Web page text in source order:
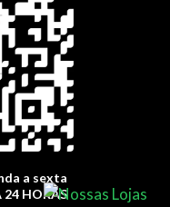
a sexta
24 HORAS